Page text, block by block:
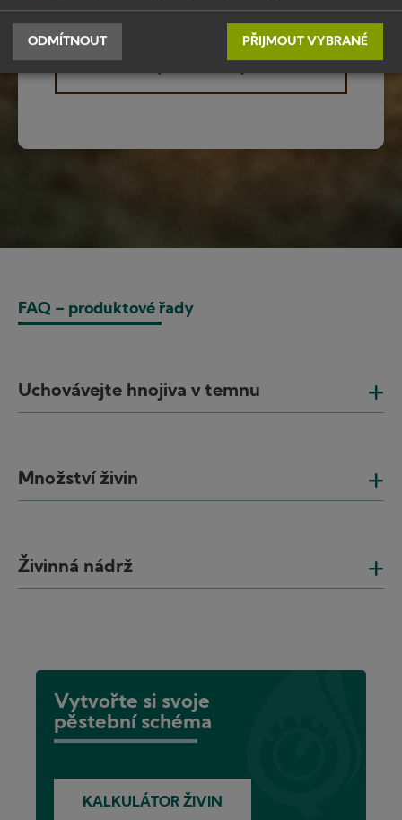
STÁHNOUT PĚSTEBNÍ SCHÉMA
(VENKOVNÍ)
FAQ – produktové řady
Uchovávejte hnojiva v temnu
Množství živin
Živinná nádrž
Vytvořte si svoje
pěstební schéma
KALKULÁTOR ŽIVIN
ODMÍTNOUT PŘIJMOUT VYBRANÉ